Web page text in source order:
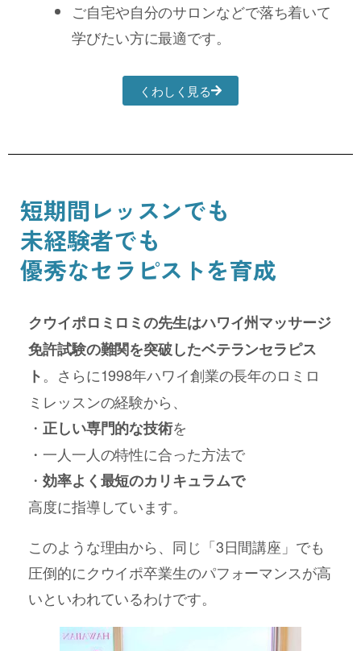
ご自宅や自分のサロンなどで落ち着いて
学びたい方に最適です。
くわしく見る
短期間レッスンでも
未経験者でも
優秀なセラピストを育成
クウイポロミロミの先生はハワイ州マッサージ
免許試験の難関を突破したベテランセラピス
ト。さらに1998年ハワイ創業の長年のロミロ
ミレッスンの経験から、
・ 正しい専門的な技術を
・一人一人の特性に合った方法で
・ 効率よく最短のカリキュラムで
高度に指導しています。
このような理由から、同じ「3日間講座」でも
圧倒的にクウイポ卒業生のパフォーマンスが高
いといわれているわけです。